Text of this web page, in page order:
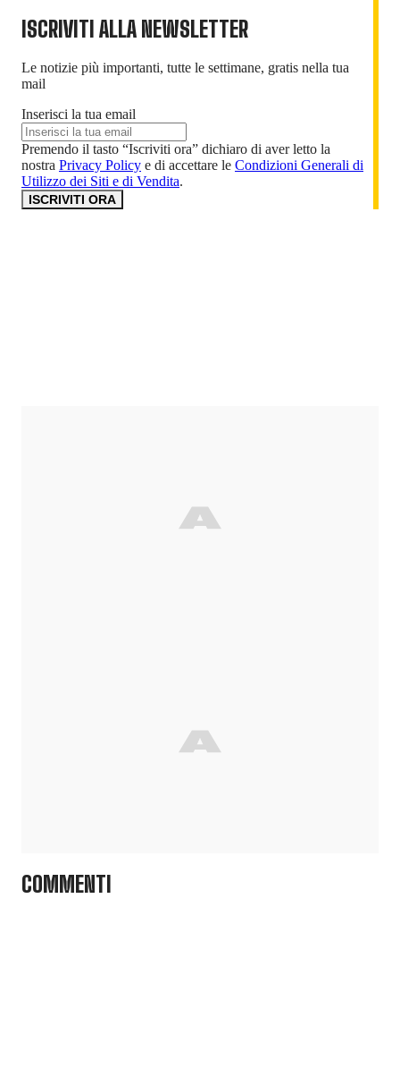
ISCRIVITI ALLA NEWSLETTER
Le notizie più importanti, tutte le settimane, gratis nella tua
mail
Inserisci la tua email
Premendo il tasto “Iscriviti ora” dichiaro di aver letto la
nostra Privacy Policy e di accettare le Condizioni Generali di
Utilizzo dei Siti e di Vendita.
ISCRIVITI ORA
COMMENTI